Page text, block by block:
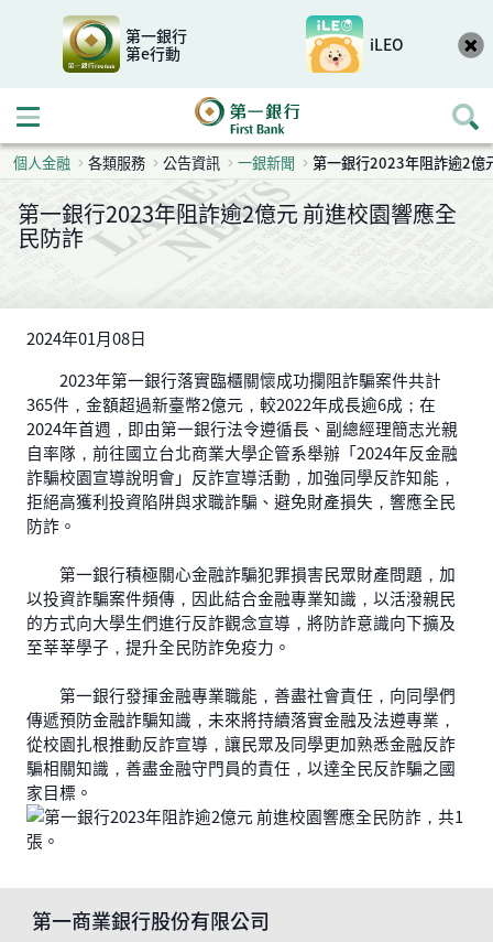
第一銀行
第e行動
iLEO
開啟行動選單
個人金融 各類服務 公告資訊 一銀新聞 第一銀行2023年阻詐逾2億
第一銀行2023年阻詐逾2億元 前進校園響應全
民防詐
2024年01月08日
2023年第一銀行落實臨櫃關懷成功攔阻詐騙案件共計
365件，金額超過新臺幣2億元，較2022年成長逾6成；在
2024年首週，即由第一銀行法令遵循長、副總經理簡志光親
自率隊，前往國立台北商業大學企管系舉辦「2024年反金融
詐騙校園宣導說明會」反詐宣導活動，加強同學反詐知能，
拒絕高獲利投資陷阱與求職詐騙、避免財產損失，響應全民
防詐。
第一銀行積極關心金融詐騙犯罪損害民眾財產問題，加
以投資詐騙案件頻傳，因此結合金融專業知識，以活潑親民
的方式向大學生們進行反詐觀念宣導，將防詐意識向下擴及
至莘莘學子，提升全民防詐免疫力。
第一銀行發揮金融專業職能，善盡社會責任，向同學們
傳遞預防金融詐騙知識，未來將持續落實金融及法遵專業，
從校園扎根推動反詐宣導，讓民眾及同學更加熟悉金融反詐
騙相關知識，善盡金融守門員的責任，以達全民反詐騙之國
家目標。
第一商業銀行股份有限公司